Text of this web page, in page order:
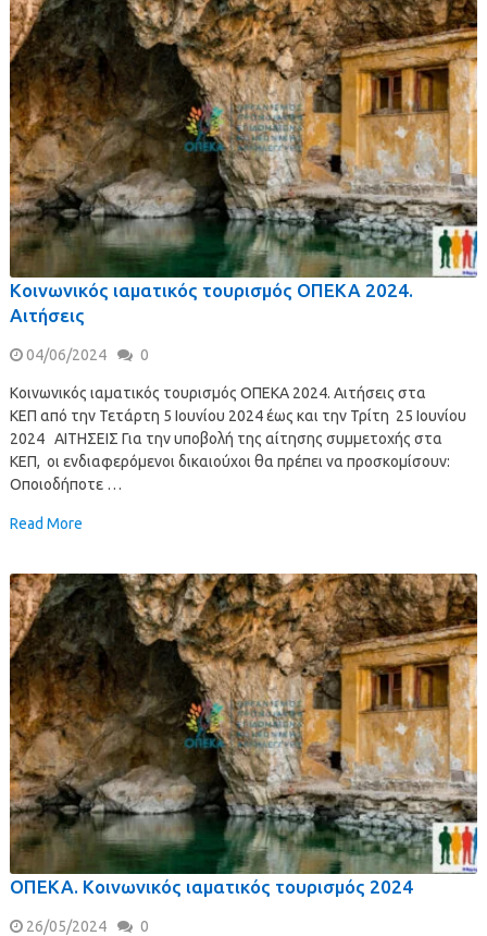
Κοινωνικός ιαματικός τουρισμός ΟΠΕΚΑ 2024.
Αιτήσεις
04/06/2024 0
Κοινωνικός ιαματικός τουρισμός ΟΠΕΚΑ 2024. Αιτήσεις στα
ΚΕΠ από την Τετάρτη 5 Ιουνίου 2024 έως και την Τρίτη 25 Ιουνίου
2024 ΑΙΤΗΣΕΙΣ Για την υποβολή της αίτησης συμμετοχής στα
ΚΕΠ, οι ενδιαφερόμενοι δικαιούχοι θα πρέπει να προσκομίσουν:
Οποιοδήποτε …
Read More
ΟΠΕΚΑ. Κοινωνικός ιαματικός τουρισμός 2024
26/05/2024 0